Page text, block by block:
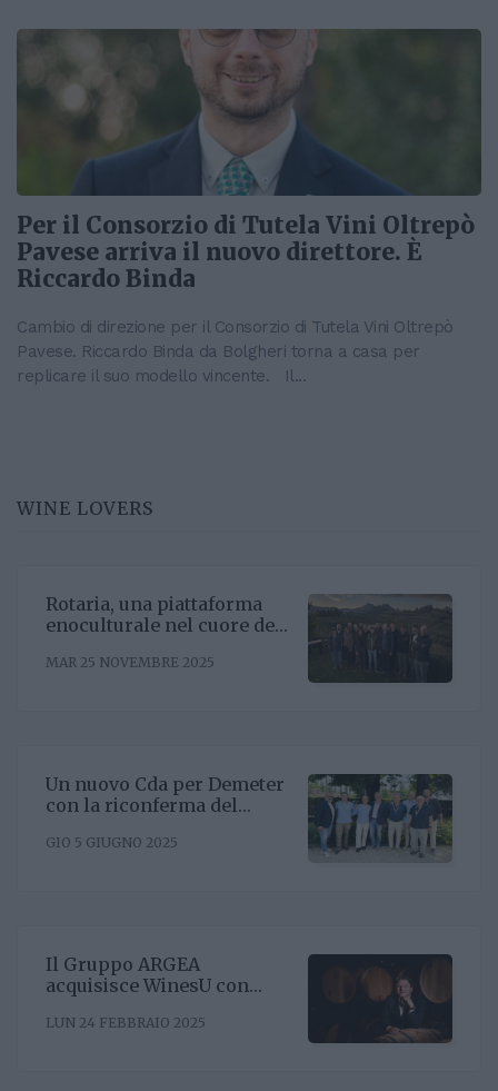
Per il Consorzio di Tutela Vini Oltrepò
Pavese arriva il nuovo direttore. È
Riccardo Binda
Cambio di direzione per il Consorzio di Tutela Vini Oltrepò
Pavese. Riccardo Binda da Bolgheri torna a casa per
replicare il suo modello vincente. Il...
WINE LOVERS
Rotaria, una piattaforma
enoculturale nel cuore del
MAR 25 NOVEMBRE 2025
Un nuovo Cda per Demeter
con la riconferma del
GIO 5 GIUGNO 2025
Il Gruppo ARGEA
acquisisce WinesU con
posizionamento negli Stati
LUN 24 FEBBRAIO 2025